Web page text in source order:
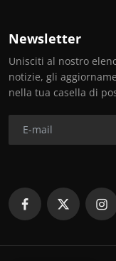
Newsletter
Unisciti al nostro
notizie, gli
nella tua casella di